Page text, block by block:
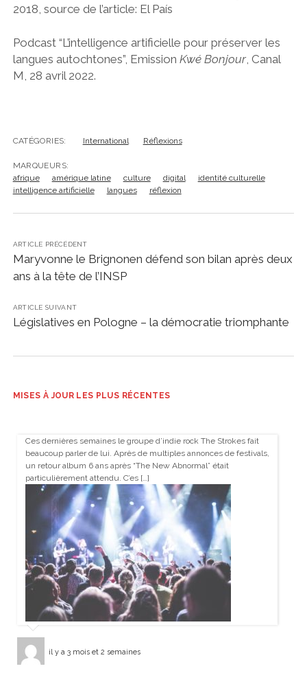
2018, source de l’article: El País
Podcast “L’intelligence artificielle pour préserver les
langues autochtones”, Emission Kwé Bonjour, Canal
M, 28 avril 2022.
CATÉGORIES: International Réflexions
MARQUEURS:
afrique
amérique latine culture digital
identité culturelle
intelligence artificielle
langues réflexion
ARTICLE PRÉCÉDENT
Maryvonne le Brignonen défend son bilan après deux
ans à la tête de l’INSP
ARTICLE SUIVANT
Législatives en Pologne – la démocratie triomphante
MISES À JOUR LES PLUS RÉCENTES
Ces dernières semaines le groupe d’indie rock The Strokes fait
beaucoup parler de lui. Après de multiples annonces de festivals,
un retour album 6 ans après “The New Abnormal” était
particulièrement attendu. C’es […]
il y a 3 mois et 2 semaines